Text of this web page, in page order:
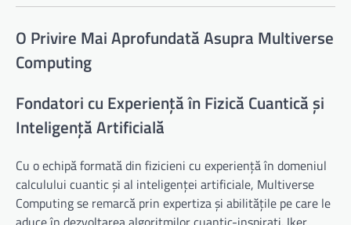
O Privire Mai Aprofundată Asupra Multiverse
Computing
Fondatori cu Experiență în Fizică Cuantică și
Inteligență Artificială
Cu o echipă formată din fizicieni cu experiență în domeniul
calculului cuantic și al inteligenței artificiale, Multiverse
Computing se remarcă prin expertiza și abilitățile pe care le